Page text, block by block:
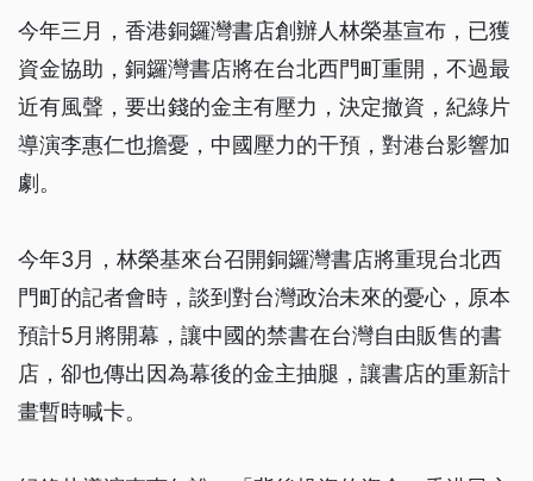
今年三月，香港銅鑼灣書店創辦人林榮基宣布，已獲
資金協助，銅鑼灣書店將在台北西門町重開，不過最
近有風聲，要出錢的金主有壓力，決定撤資，紀綠片
導演李惠仁也擔憂，中國壓力的干預，對港台影響加
劇。
今年3月，林榮基來台召開銅鑼灣書店將重現台北西
門町的記者會時，談到對台灣政治未來的憂心，原本
預計5月將開幕，讓中國的禁書在台灣自由販售的書
店，卻也傳出因為幕後的金主抽腿，讓書店的重新計
畫暫時喊卡。